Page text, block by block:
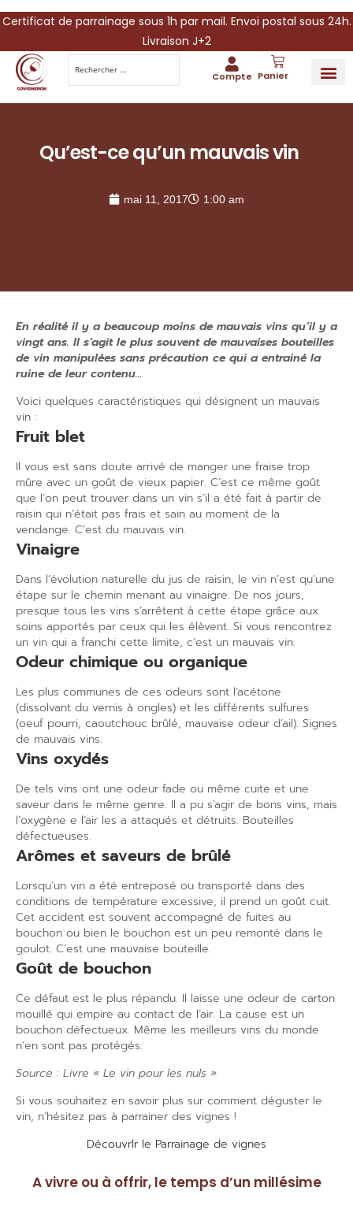
Certificat de parrainage sous 1h par mail. Envoi postal sous 24h.
Livraison J+2
Compte Panier
Qu’est-ce qu’un mauvais vin
mai 11, 2017 1:00 am
A vivre ou à offrir, le temps d’un millésime
En réalité il y a beaucoup moins de mauvais vins qu’il y a
vingt ans. Il s’agit le plus souvent de mauvaises bouteilles
de vin manipulées sans précaution ce qui a entrainé la
ruine de leur contenu…
Voici quelques caractéristiques qui désignent un mauvais
vin :
Fruit blet
Il vous est sans doute arrivé de manger une fraise trop
mûre avec un goût de vieux papier. C’est ce même goût
que l’on peut trouver dans un vin s’il a été fait à partir de
raisin qui n’était pas frais et sain au moment de la
vendange. C’est du mauvais vin.
Vinaigre
Dans l’évolution naturelle du jus de raisin, le vin n’est qu’une
étape sur le chemin menant au vinaigre. De nos jours,
presque tous les vins s’arrêtent à cette étape grâce aux
soins apportés par ceux qui les élèvent. Si vous rencontrez
un vin qui a franchi cette limite, c’est un mauvais vin.
Odeur chimique ou organique
Les plus communes de ces odeurs sont l’acétone
(dissolvant du vernis à ongles) et les différents sulfures
(oeuf pourri, caoutchouc brûlé, mauvaise odeur d’ail). Signes
de mauvais vins.
Vins oxydés
De tels vins ont une odeur fade ou même cuite et une
saveur dans le même genre. Il a pu s’agir de bons vins, mais
l’oxygène e l’air les a attaqués et détruits. Bouteilles
défectueuses.
Arômes et saveurs de brûlé
Lorsqu’un vin a été entreposé ou transporté dans des
conditions de température excessive, il prend un goût cuit.
Cet accident est souvent accompagné de fuites au
bouchon ou bien le bouchon est un peu remonté dans le
goulot. C’est une mauvaise bouteille.
Goût de bouchon
Ce défaut est le plus répandu. Il laisse une odeur de carton
mouillé qui empire au contact de l’air. La cause est un
bouchon défectueux. Même les meilleurs vins du monde
n’en sont pas protégés.
Source : Livre « Le vin pour les nuls »
Si vous souhaitez en savoir plus sur comment déguster le
vin, n’hésitez pas à parrainer des vignes !
Découvrlr le Parrainage de vignes